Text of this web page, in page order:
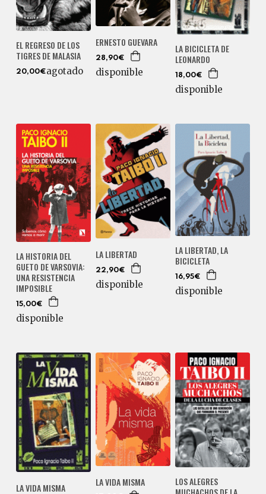
EL REGRESO DE LOS
TIGRES DE MALASIA
20,00€agotado
ERNESTO GUEVARA
28,90€
disponible
LA BICICLETA DE
LEONARDO
18,00€
disponible
LA HISTORIA DEL
GUETO DE VARSOVIA:
UNA RESISTENCIA
IMPOSIBLE
15,00€
disponible
LA LIBERTAD
22,90€
disponible
LA LIBERTAD, LA
BICICLETA
16,95€
disponible
LA VIDA MISMA LA VIDA MISMA
LOS ALEGRES